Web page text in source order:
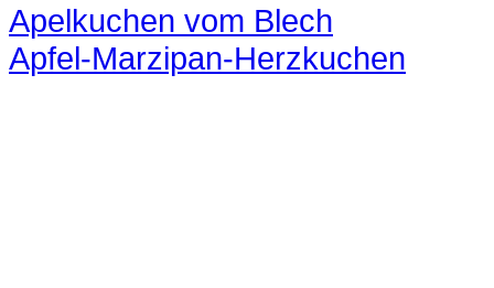
Apelkuchen vom Blech
Apfel-Marzipan-Herzkuchen